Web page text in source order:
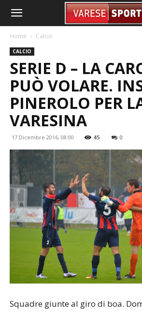
Home Calcio
CALCIO
SERIE D – LA
PUÒ VOLARE.
PINEROLO PER
VARESINA
17 Dicembre 2016, 08:00 45 0
Squadre giunte al giro di boa.